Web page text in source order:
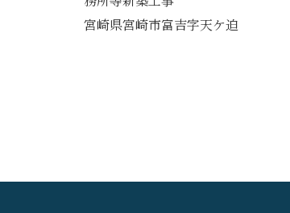
宮崎県宮崎市富吉字天ケ迫